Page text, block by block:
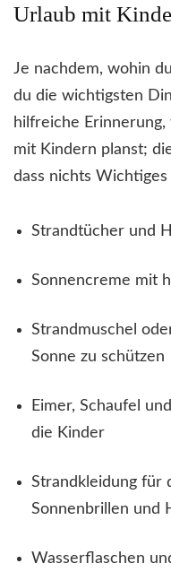
Urlaub mit
Je nachdem, wohin
du die wichtigsten
hilfreiche
mit Kindern planst;
dass nichts
Strandtücher und
Sonnencreme mit
Strandmuschel
Sonne zu schützen
Eimer, Schaufel
die Kinder
Strandkleidung für
Sonnenbrillen und
Wasserflaschen